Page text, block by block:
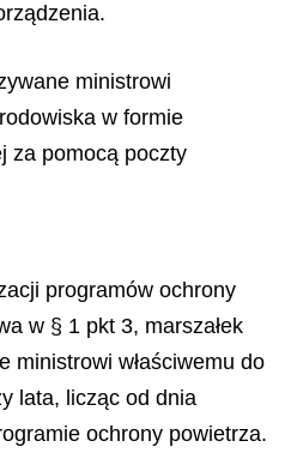
ministrowi
w formie
za pomocą poczty
programów ochrony
w § 1 pkt 3, marszałek
ministrowi właściwemu do
lata, licząc od dnia
ochrony powietrza.